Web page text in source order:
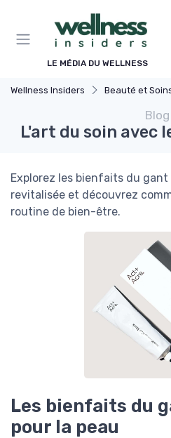
LE MÉDIA DU WELLNESS
Wellness Insiders Beauté et
Blog
L'art du soin avec
Explorez les bienfaits du
revitalisée et découvrez
routine de bien-être.
Les bienfaits du
pour la peau